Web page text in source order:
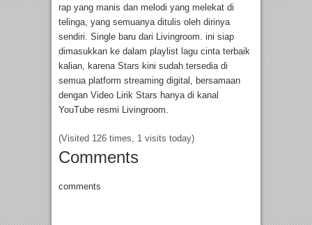
rap yang manis dan melodi yang melekat di
telinga, yang semuanya ditulis oleh dirinya
sendiri. Single baru dari Livingroom. ini siap
dimasukkan ke dalam playlist lagu cinta terbaik
kalian, karena Stars kini sudah tersedia di
semua platform streaming digital, bersamaan
dengan Video Lirik Stars hanya di kanal
YouTube resmi Livingroom.
(Visited 126 times, 1 visits today)
Comments
comments